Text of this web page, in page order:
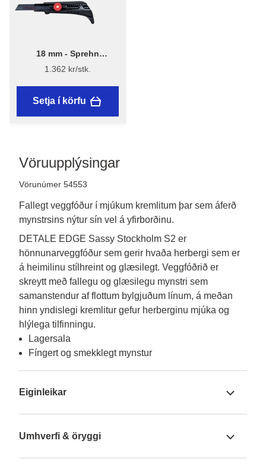
18 mm - Sprehn
Dúkahnífur 18mm
1.362 kr/stk.
Setja í körfu
Vöruupplýsingar
Vörunúmer 54553
Fallegt veggfóður í mjúkum kremlitum þar sem áferð
mynstrsins nýtur sín vel á yfirborðinu.
DETALE EDGE Sassy Stockholm S2 er
hönnunarveggfóður sem gerir hvaða herbergi sem er
á heimilinu stílhreint og glæsilegt. Veggfóðrið er
skreytt með fallegu og glæsilegu mynstri sem
samanstendur af flottum bylgjuðum línum, á meðan
hinn yndislegi kremlitur gefur herberginu mjúka og
hlýlega tilfinningu.
Lagersala
Fíngert og smekklegt mynstur
Eiginleikar
Umhverfi & öryggi